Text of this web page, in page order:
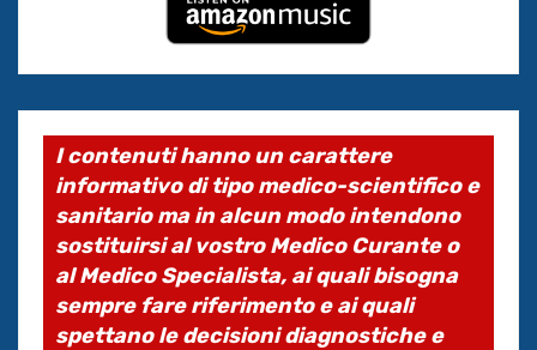
I contenuti hanno un carattere
informativo di tipo medico-scientifico e
sanitario ma in alcun modo intendono
sostituirsi al vostro Medico Curante o
al Medico Specialista, ai quali bisogna
sempre fare riferimento e ai quali
spettano le decisioni diagnostiche e